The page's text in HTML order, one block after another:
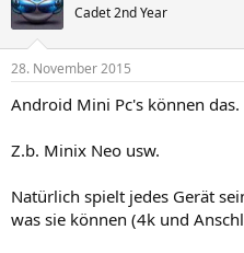
Cadet 2nd Year
28. November 2015
Android Mini Pc's können das.
Z.b. Minix Neo usw.
Natürlich spielt jedes Gerät
was sie können (4k und